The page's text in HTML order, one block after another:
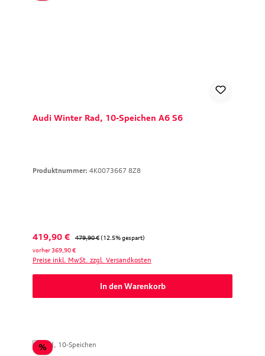
Audi Winter Rad, 10-Speichen A6 S6
Produktnummer: 4K0073667 8Z8
Verkaufspreis:
419,90 € Regulärer Preis:
479,90 € (12.5% gespart)
vorher 369,90 €
Preise inkl. MwSt. zzgl. Versandkosten
In den Warenkorb
%Rabatt